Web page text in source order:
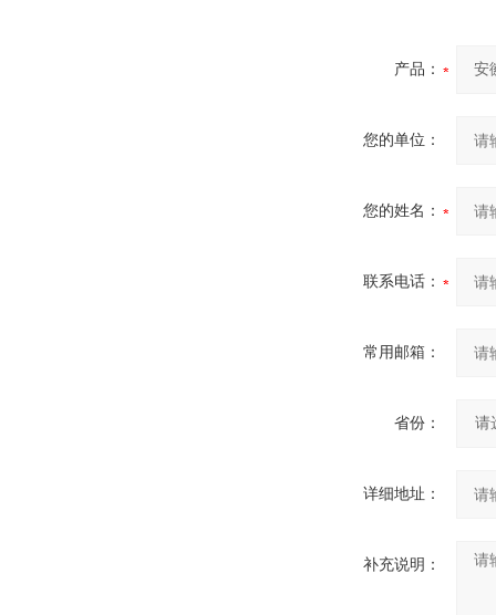
产品：
您的单位：
您的姓名：
联系电话：
常用邮箱：
省份：
详细地址：
补充说明：